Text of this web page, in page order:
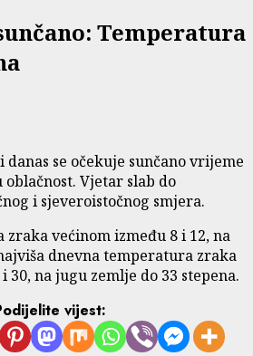
Temperatura
se očekuje sunčano vrijeme
Vjetar slab do
i sjeveroistočnog smjera.
većinom između 8 i 12, na
dnevna temperatura zraka
30, na jugu zemlje do 33 stepena.
vijest: